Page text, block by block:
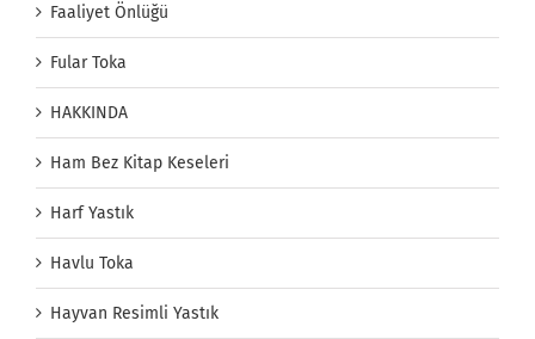
Faaliyet Önlüğü
Fular Toka
HAKKINDA
Ham Bez Kitap Keseleri
Harf Yastık
Havlu Toka
Hayvan Resimli Yastık